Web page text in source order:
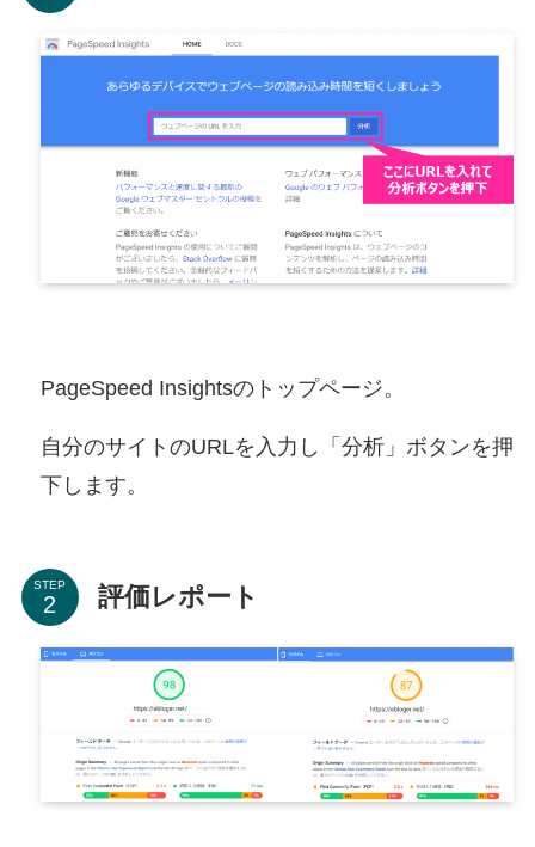
PageSpeed Insightsのトップページ。
自分のサイトのURLを入力し「分析」ボタンを押
下します。
STEP 評価レポート